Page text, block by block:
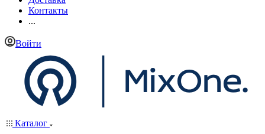
Контакты
...
Войти
Каталог